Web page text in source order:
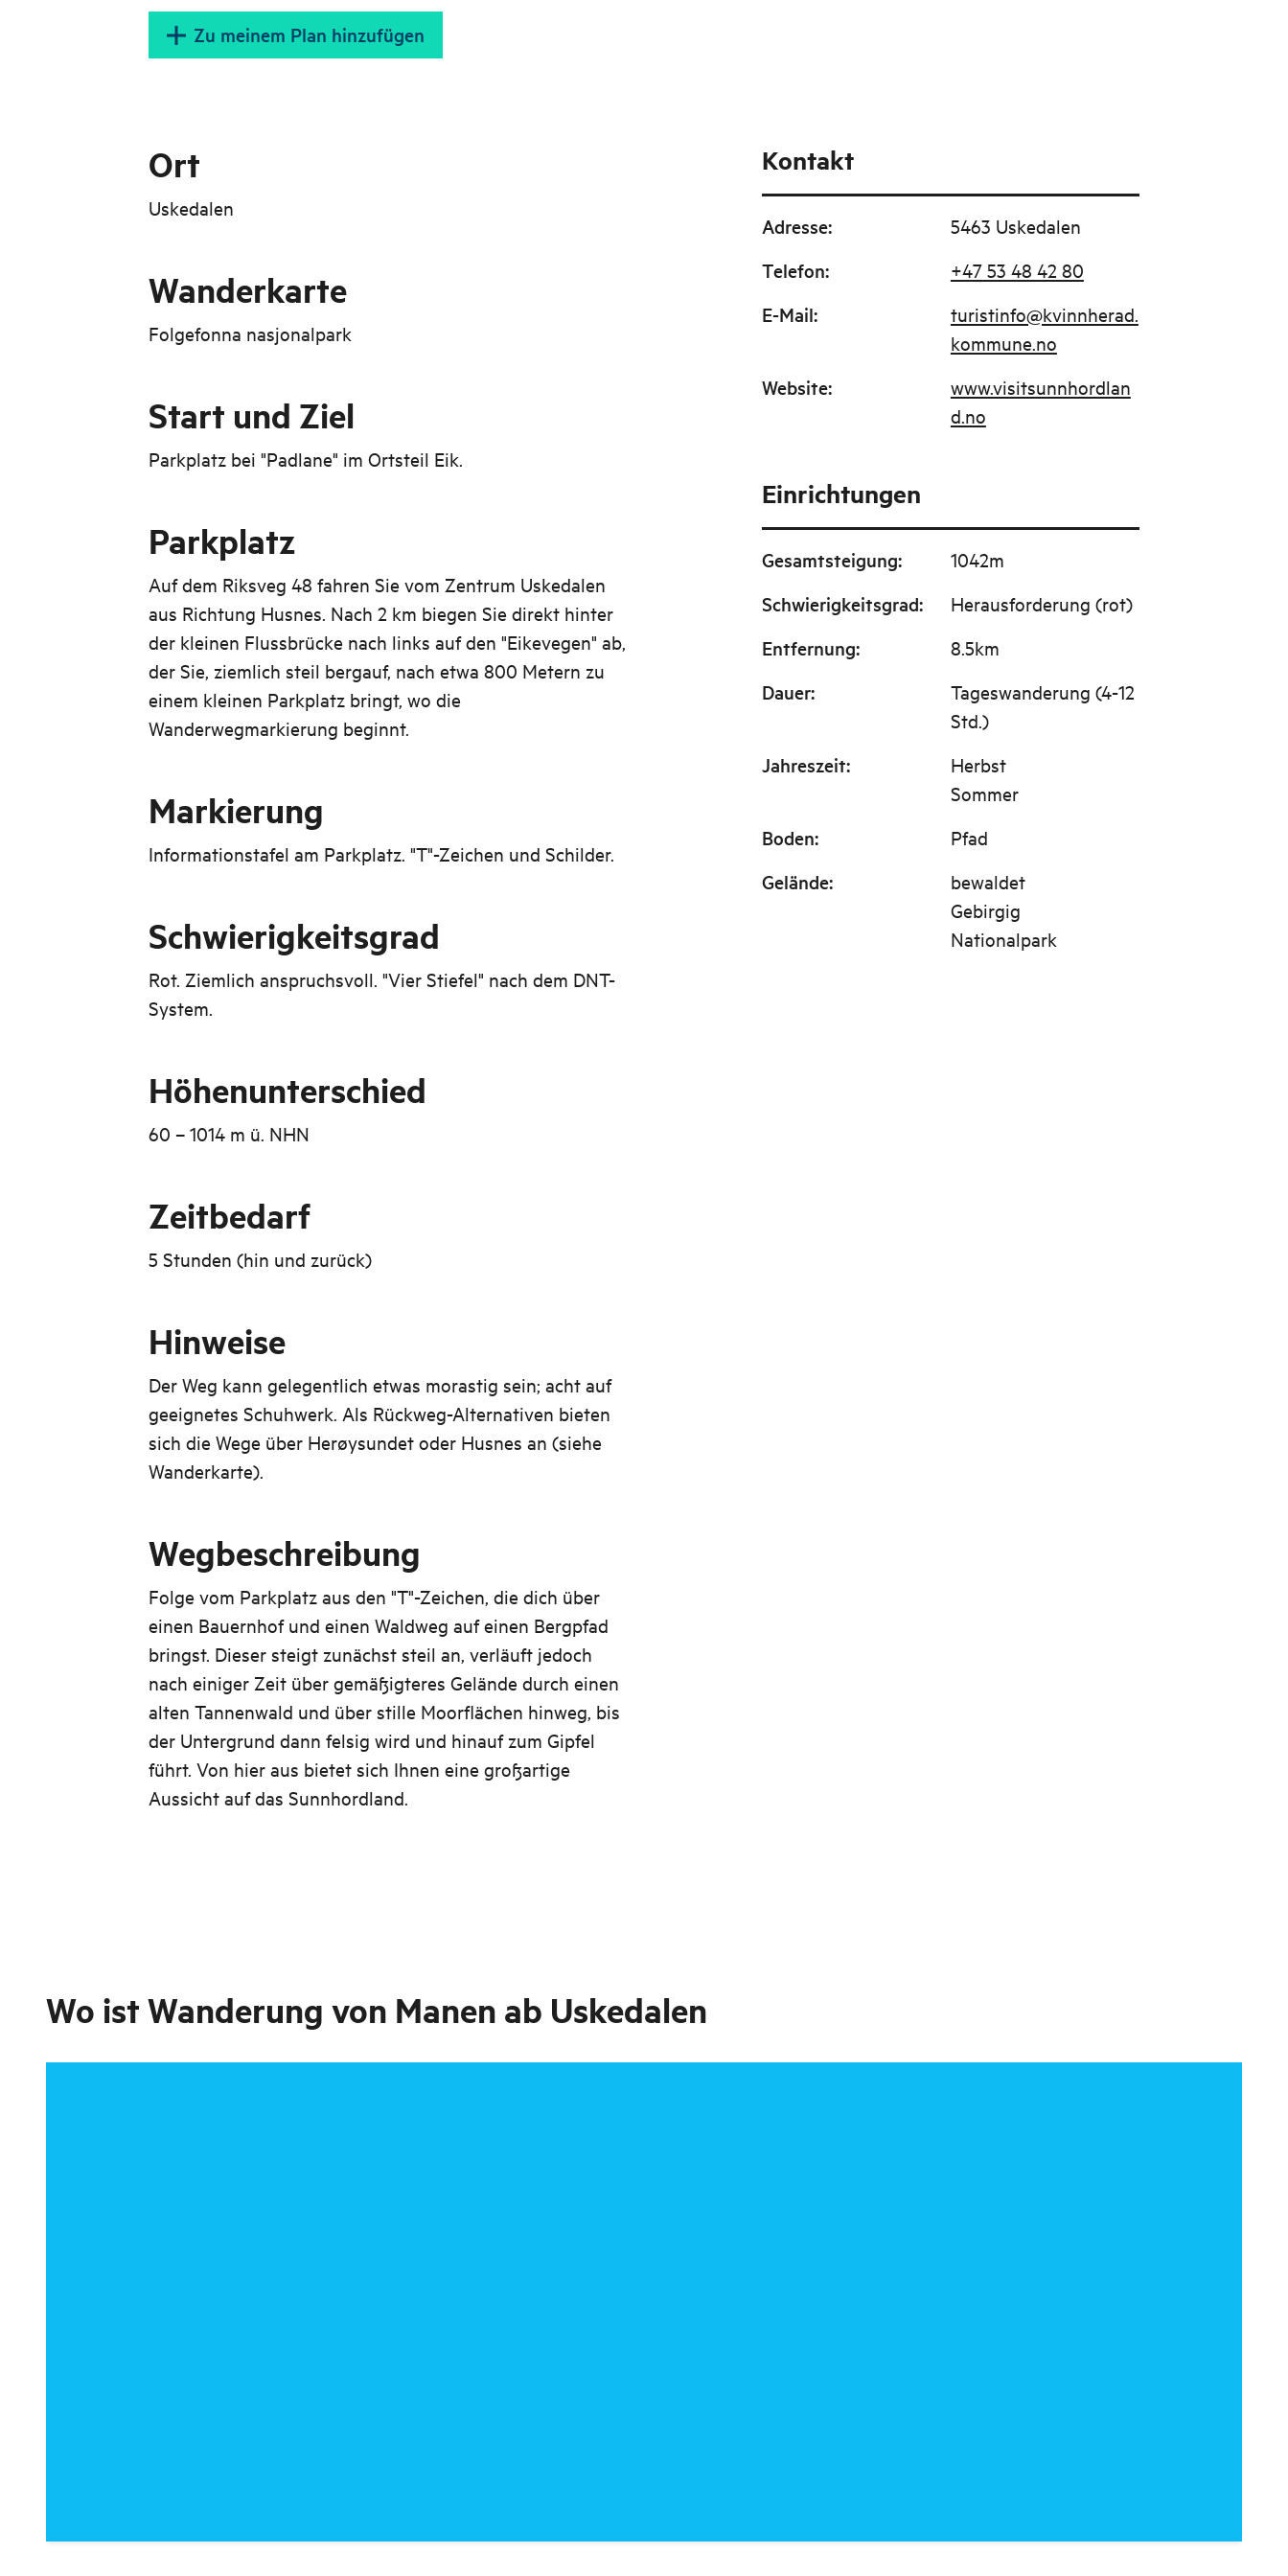
Zu meinem Plan hinzufügen
Ort
Uskedalen
Wanderkarte
Folgefonna nasjonalpark
Start und Ziel
Parkplatz bei "Padlane" im Ortsteil Eik.
Parkplatz
Auf dem Riksveg 48 fahren Sie vom Zentrum Uskedalen
aus Richtung Husnes. Nach 2 km biegen Sie direkt hinter
der kleinen Flussbrücke nach links auf den "Eikevegen" ab,
der Sie, ziemlich steil bergauf, nach etwa 800 Metern zu
einem kleinen Parkplatz bringt, wo die
Wanderwegmarkierung beginnt.
Markierung
Informationstafel am Parkplatz. "T"-Zeichen und Schilder.
Schwierigkeitsgrad
Rot. Ziemlich anspruchsvoll. "Vier Stiefel" nach dem DNT-
System.
Höhenunterschied
60 – 1014 m ü. NHN
Zeitbedarf
5 Stunden (hin und zurück)
Hinweise
Der Weg kann gelegentlich etwas morastig sein; acht auf
geeignetes Schuhwerk. Als Rückweg-Alternativen bieten
sich die Wege über Herøysundet oder Husnes an (siehe
Wanderkarte).
Wegbeschreibung
Folge vom Parkplatz aus den "T"-Zeichen, die dich über
einen Bauernhof und einen Waldweg auf einen Bergpfad
bringst. Dieser steigt zunächst steil an, verläuft jedoch
nach einiger Zeit über gemäßigteres Gelände durch einen
alten Tannenwald und über stille Moorflächen hinweg, bis
der Untergrund dann felsig wird und hinauf zum Gipfel
führt. Von hier aus bietet sich Ihnen eine großartige
Aussicht auf das Sunnhordland.
Kontakt
Adresse: 5463 Uskedalen
Telefon: +47 53 48 42 80
E-Mail:
turistinfo@kvinnherad.
kommune.no
Website:
www.visitsunnhordlan
d.no
Einrichtungen
Gesamtsteigung: 1042m
Schwierigkeitsgrad: Herausforderung (rot)
Entfernung: 8.5km
Dauer:
Tageswanderung (4-12
Std.)
Jahreszeit:
Herbst
Sommer
Boden: Pfad
Gelände:
bewaldet
Gebirgig
Nationalpark
Wo istWanderung von Manen ab Uskedalen